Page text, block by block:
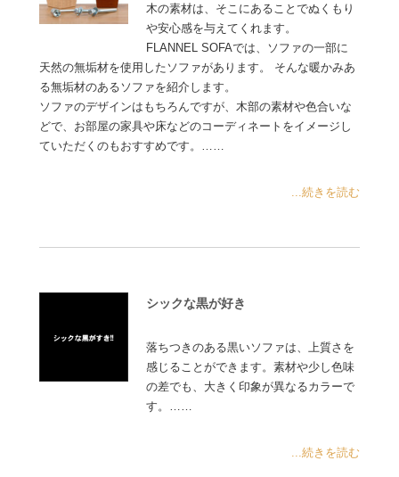
木の素材は、そこにあることでぬくもり
や安心感を与えてくれます。
FLANNEL SOFAでは、ソファの一部に
天然の無垢材を使用したソファがあります。 そんな暖かみあ
る無垢材のあるソファを紹介します。
ソファのデザインはもちろんですが、木部の素材や色合いな
どで、お部屋の家具や床などのコーディネートをイメージし
ていただくのもおすすめです。……
...続きを読む
シックな黒が好き
落ちつきのある黒いソファは、上質さを
感じることができます。素材や少し色味
の差でも、大きく印象が異なるカラーで
す。……
...続きを読む